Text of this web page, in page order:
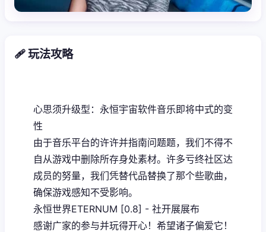
🩹 玩法攻略
心思须升级型：永恒宇宙软件音乐即将中式的变
性
由于音乐平台的许许并指南问题题，我们不得不
自从游戏中删除所存身处素材。许多亏终社区达
成员的努量，我们凭替代品替换了那个些歌曲，
确保游戏感知不受影响。
永恒世界ETERNUM [0.8] - 社开展展布
感谢广家的参与并玩得开心！希望诸子偏爱它！